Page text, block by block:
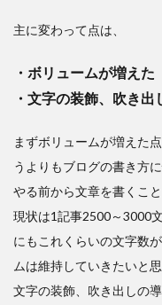
主に変わって点は、
・ボリュームが増えた
・文字の装飾、吹き出
まずボリュームが増えた
うよりもブログの書き方
やる前から文章を書くこ
現状は1記事2500～3000
にもこれくらいの文字数
ムは維持していきたいと思
文字の装飾、吹き出しの